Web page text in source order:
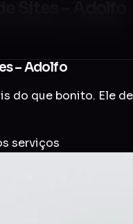
Sites – Adolfo
– Adolfo
do que bonito. Ele
serviços